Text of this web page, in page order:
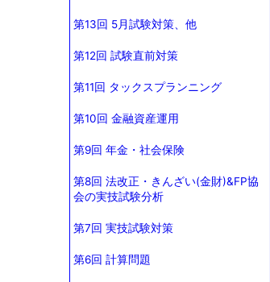
第13回 5月試験対策、他
第12回 試験直前対策
第11回 タックスプランニング
第10回 金融資産運用
第9回 年金・社会保険
第8回 法改正・きんざい(金財)&FP協
会の実技試験分析
第7回 実技試験対策
第6回 計算問題